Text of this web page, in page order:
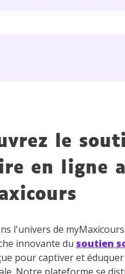
le
en ligne
l'univers de
innovante du soutien
pour captiver et éduquer